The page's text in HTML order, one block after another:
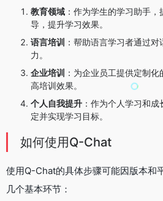
教育领域 ：作为学生的学习助手
导，提升学习效果。
语言培训 ：帮助语言学习者通过
力。
企业培训 ：为企业员工提供定制
高培训效果。
个人自我提升 ：作为个人学习和
定并实现学习目标。
如何使用Q-Chat
使用Q-Chat的具体步骤可能因版本和
几个基本环节：